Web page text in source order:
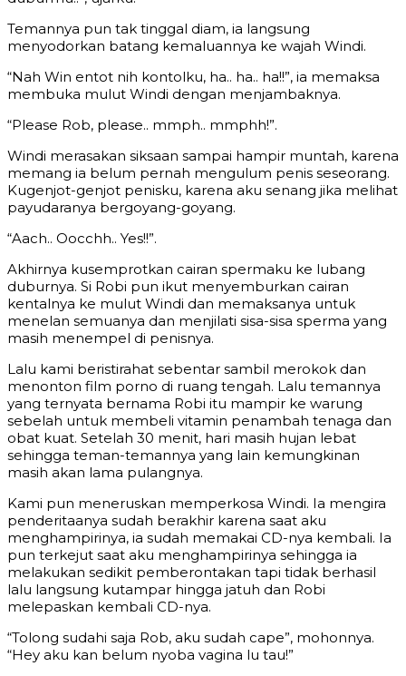
Temannya pun tak tinggal diam, ia langsung
menyodorkan batang kemaluannya ke wajah Windi.
“Nah Win entot nih kontolku, ha.. ha.. ha!!”, ia memaksa
membuka mulut Windi dengan menjambaknya.
“Please Rob, please.. mmph.. mmphh!”.
Windi merasakan siksaan sampai hampir muntah, karena
memang ia belum pernah mengulum penis seseorang.
Kugenjot-genjot penisku, karena aku senang jika melihat
payudaranya bergoyang-goyang.
“Aach.. Oocchh.. Yes!!”.
Akhirnya kusemprotkan cairan spermaku ke lubang
duburnya. Si Robi pun ikut menyemburkan cairan
kentalnya ke mulut Windi dan memaksanya untuk
menelan semuanya dan menjilati sisa-sisa sperma yang
masih menempel di penisnya.
Lalu kami beristirahat sebentar sambil merokok dan
menonton film porno di ruang tengah. Lalu temannya
yang ternyata bernama Robi itu mampir ke warung
sebelah untuk membeli vitamin penambah tenaga dan
obat kuat. Setelah 30 menit, hari masih hujan lebat
sehingga teman-temannya yang lain kemungkinan
masih akan lama pulangnya.
Kami pun meneruskan memperkosa Windi. Ia mengira
penderitaanya sudah berakhir karena saat aku
menghampirinya, ia sudah memakai CD-nya kembali. Ia
pun terkejut saat aku menghampirinya sehingga ia
melakukan sedikit pemberontakan tapi tidak berhasil
lalu langsung kutampar hingga jatuh dan Robi
melepaskan kembali CD-nya.
“Tolong sudahi saja Rob, aku sudah cape”, mohonnya.
“Hey aku kan belum nyoba vagina lu tau!”